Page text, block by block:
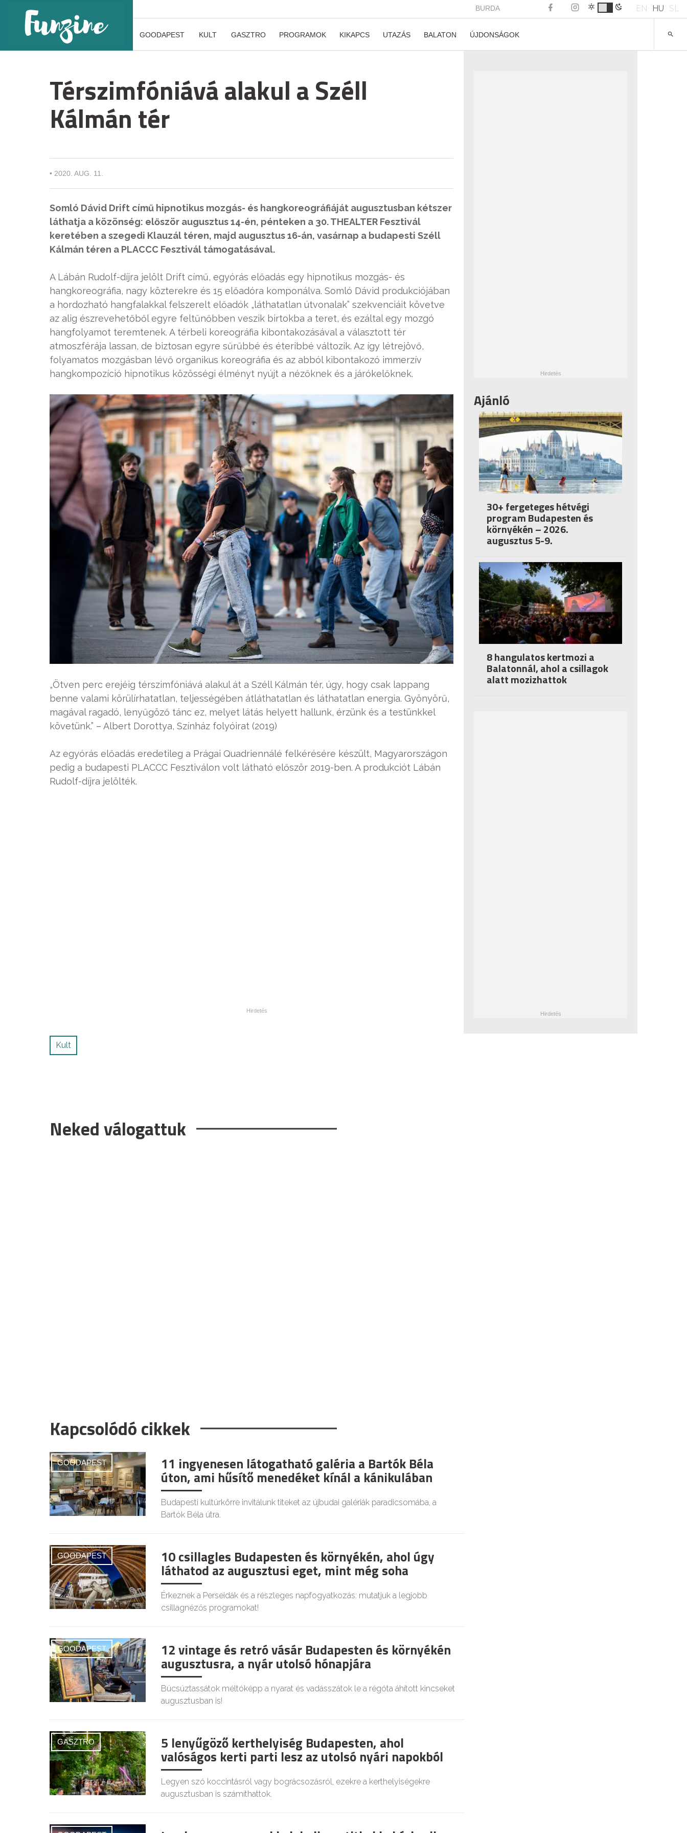
BURDA EN HU SL
GOODAPEST KULT GASZTRO PROGRAMOK KIKAPCS UTAZÁS BALATON ÚJDONSÁGOK
Térszimfóniává alakul a Széll
Kálmán tér
• 2020. AUG. 11.
Somló Dávid Drift című hipnotikus mozgás- és hangkoreográfiáját augusztusban kétszer
láthatja a közönség: először augusztus 14-én, pénteken a 30. THEALTER Fesztivál
keretében a szegedi Klauzál téren, majd augusztus 16-án, vasárnap a budapesti Széll
Kálmán téren a PLACCC Fesztivál támogatásával.
A Lábán Rudolf-díjra jelölt Drift című, egyórás előadás egy hipnotikus mozgás- és
hangkoreográfia, nagy közterekre és 15 előadóra komponálva. Somló Dávid produkciójában
a hordozható hangfalakkal felszerelt előadók „láthatatlan útvonalak” szekvenciáit követve
az alig észrevehetőből egyre feltűnőbben veszik birtokba a teret, és ezáltal egy mozgó
hangfolyamot teremtenek. A térbeli koreográfia kibontakozásával a választott tér
atmoszférája lassan, de biztosan egyre sűrűbbé és éteribbé változik. Az így létrejövő,
folyamatos mozgásban lévő organikus koreográfia és az abból kibontakozó immerzív
hangkompozíció hipnotikus közösségi élményt nyújt a nézőknek és a járókelőknek.
„Ötven perc erejéig térszimfóniává alakul át a Széll Kálmán tér, úgy, hogy csak lappang
benne valami körülírhatatlan, teljességében átláthatatlan és láthatatlan energia. Gyönyörű,
magával ragadó, lenyűgöző tánc ez, melyet látás helyett hallunk, érzünk és a testünkkel
követünk.” – Albert Dorottya, Színház folyóirat (2019)
Az egyórás előadás eredetileg a Prágai Quadriennálé felkérésére készült, Magyarországon
pedig a budapesti PLACCC Fesztiválon volt látható először 2019-ben. A produkciót Lábán
Rudolf-díjra jelölték.
Kult
Neked válogattuk
Kapcsolódó cikkek
GOODAPEST 11 ingyenesen látogatható galéria a Bartók Béla
úton, ami hűsítő menedéket kínál a kánikulában
Budapesti kultúrkörre invitálunk titeket az újbudai galériák paradicsomába, a
Bartók Béla útra.
GOODAPEST 10 csillagles Budapesten és környékén, ahol úgy
láthatod az augusztusi eget, mint még soha
Érkeznek a Perseidák és a részleges napfogyatkozás: mutatjuk a legjobb
csillagnézős programokat!
GOODAPEST 12 vintage és retró vásár Budapesten és környékén
augusztusra, a nyár utolsó hónapjára
Búcsúztassátok méltóképp a nyarat és vadásszátok le a régóta áhított kincseket
augusztusban is!
GASZTRO 5 lenyűgöző kerthelyiség Budapesten, ahol
valóságos kerti parti lesz az utolsó nyári napokból
Legyen szó koccintásról vagy bográcsozásról, ezekre a kerthelyiségekre
augusztusban is számíthattok.
Ajánló
30+ fergeteges hétvégi
program Budapesten és
környékén – 2026.
augusztus 5-9.
8 hangulatos kertmozi a
Balatonnál, ahol a csillagok
alatt mozizhattok